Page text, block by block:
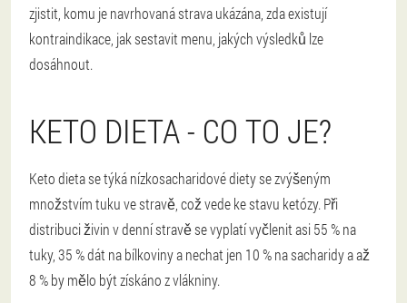
zjistit, komu je navrhovaná strava ukázána, zda existují
kontraindikace, jak sestavit menu, jakých výsledků lze
dosáhnout.
KETO DIETA - CO TO JE?
Keto dieta se týká nízkosacharidové diety se zvýšeným
množstvím tuku ve stravě, což vede ke stavu ketózy. Při
distribuci živin v denní stravě se vyplatí vyčlenit asi 55 % na
tuky, 35 % dát na bílkoviny a nechat jen 10 % na sacharidy a až
8 % by mělo být získáno z vlákniny.